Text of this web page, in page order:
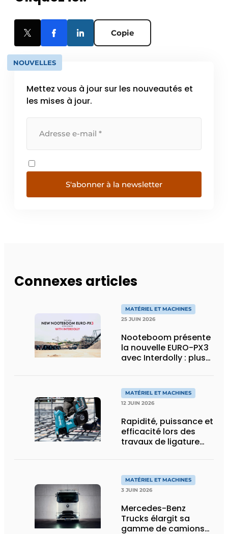
Copie
NOUVELLES
Mettez vous à jour sur les nouveautés et
les mises à jour.
S'abonner à la newsletter
Connexes articles
MATÉRIEL ET MACHINES
25 JUIN 2026
Nooteboom présente
la nouvelle EURO-PX3
avec Interdolly : plus
transport spécial
MATÉRIEL ET MACHINES
12 JUIN 2026
Rapidité, puissance et
efficacité lors des
travaux de ligature
MATÉRIEL ET MACHINES
3 JUIN 2026
Mercedes-Benz
Trucks élargit sa
gamme de camions